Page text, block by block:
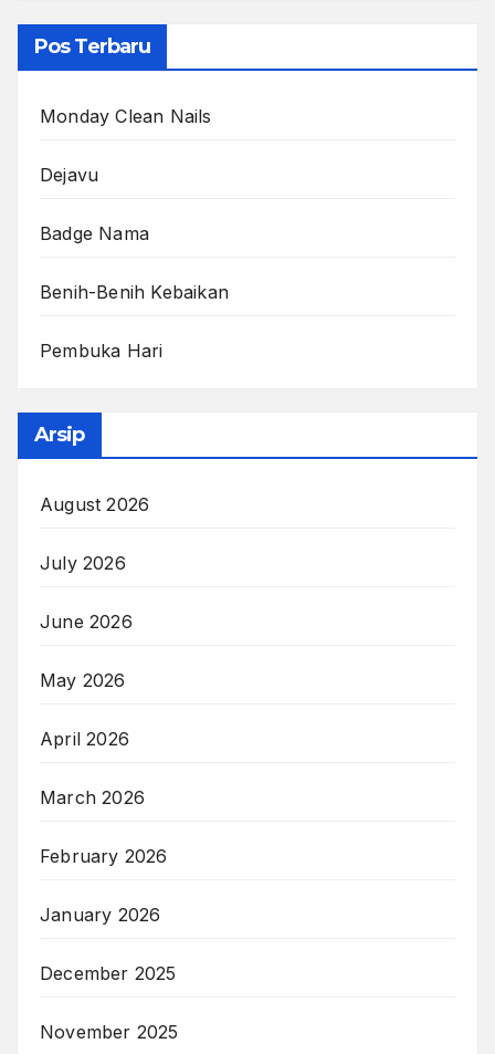
Pos Terbaru
Monday Clean Nails
Dejavu
Badge Nama
Benih-Benih Kebaikan
Pembuka Hari
Arsip
August 2026
July 2026
June 2026
May 2026
April 2026
March 2026
February 2026
January 2026
December 2025
November 2025